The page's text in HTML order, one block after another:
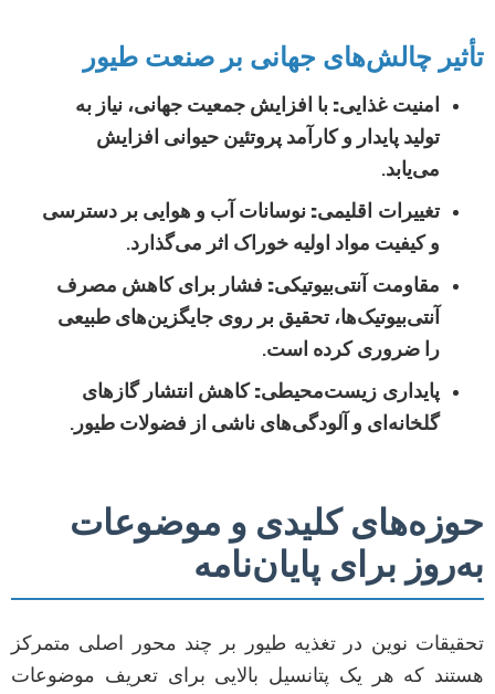
تأثیر چالش‌های جهانی بر صنعت طیور
امنیت غذایی: با افزایش جمعیت جهانی، نیاز به
تولید پایدار و کارآمد پروتئین حیوانی افزایش
می‌یابد.
تغییرات اقلیمی: نوسانات آب و هوایی بر دسترسی
و کیفیت مواد اولیه خوراک اثر می‌گذارد.
مقاومت آنتی‌بیوتیکی: فشار برای کاهش مصرف
آنتی‌بیوتیک‌ها، تحقیق بر روی جایگزین‌های طبیعی
را ضروری کرده است.
پایداری زیست‌محیطی:کاهش انتشار گازهای
گلخانه‌ای و آلودگی‌های ناشی از فضولات طیور.
حوزه‌های کلیدی و موضوعات
به‌روز برای پایان‌نامه
تحقیقات نوین در تغذیه طیور بر چند محور اصلی متمرکز
هستند که هر یک پتانسیل بالایی برای تعریف موضوعات